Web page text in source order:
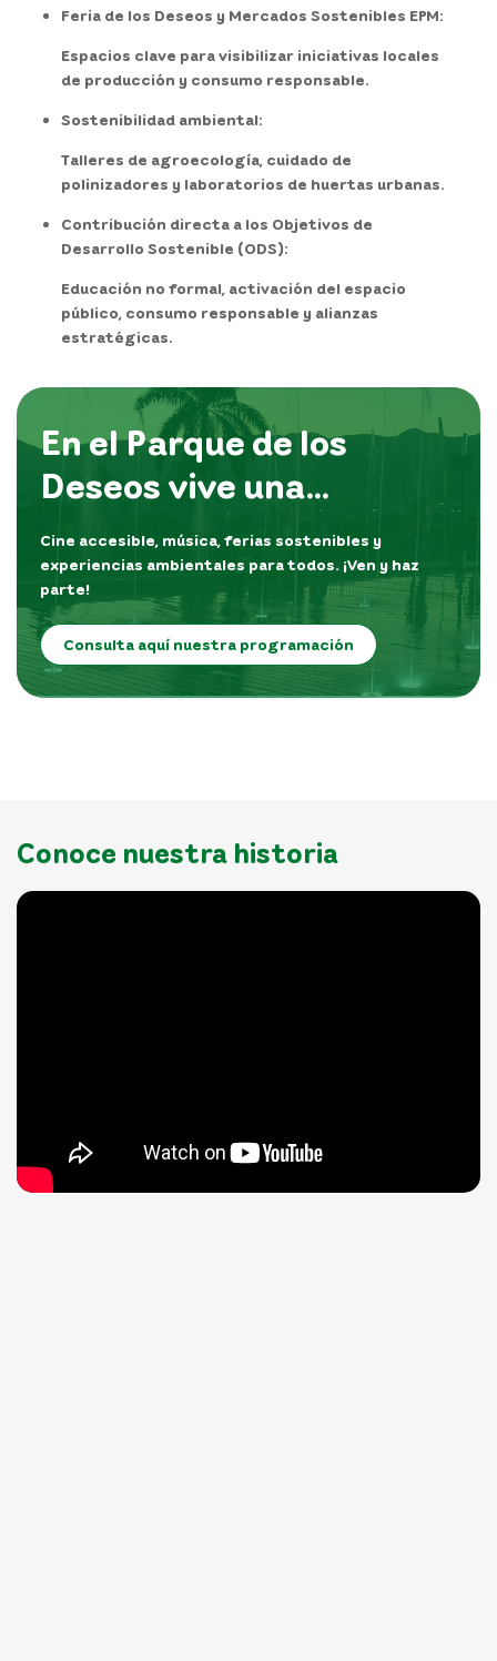
Feria de los Deseos y Mercados Sostenibles EPM:
Espacios clave para visibilizar iniciativas locales
de producción y consumo responsable.
Sostenibilidad ambiental:
Talleres de agroecología, cuidado de
polinizadores y laboratorios de huertas urbanas.
Contribución directa a los Objetivos de
Desarrollo Sostenible (ODS):
Educación no formal, activación del espacio
público, consumo responsable y alianzas
estratégicas.
En el Parque de los
Deseos vive una
programación que
conecta
Cine accesible, música, ferias sostenibles y
experiencias ambientales para todos. ¡Ven y haz
parte!
Consulta aquí nuestra programación
Conoce nuestra historia